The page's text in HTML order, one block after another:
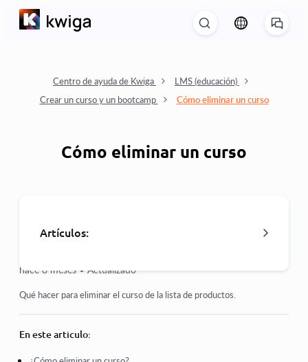
Centro de ayuda de Kwiga
LMS (educación)
Crear un curso y un bootcamp
Cómo eliminar un curso
Cómo eliminar un curso
Artículos:
Cómo eliminar un curso
hace 8 meses • Actualizado
Qué hacer para eliminar el curso de la lista de productos.
En este articulo: